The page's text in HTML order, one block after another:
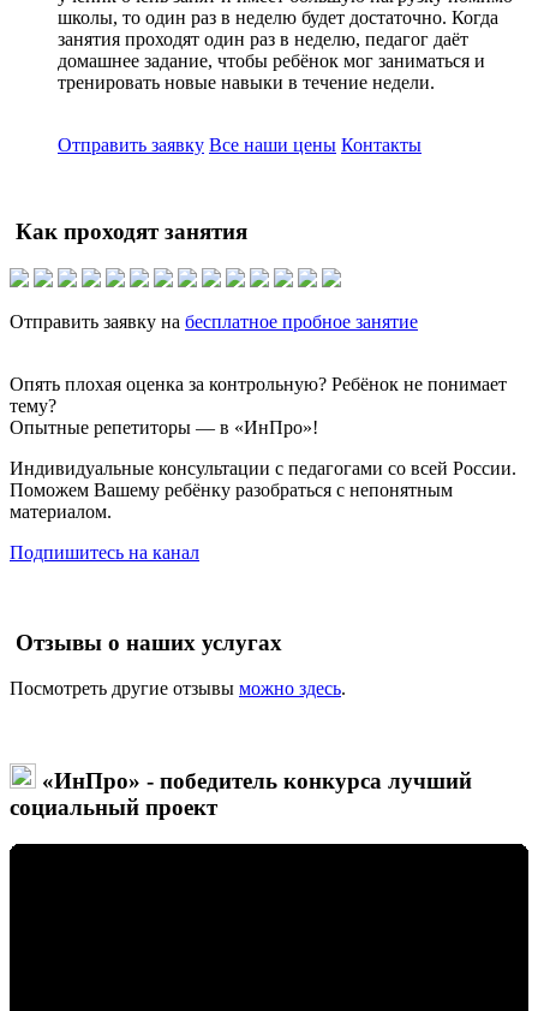
школы, то один раз в неделю будет достаточно. Когда
занятия проходят один раз в неделю, педагог даёт
домашнее задание, чтобы ребёнок мог заниматься и
тренировать новые навыки в течение недели.
Отправить заявку Все наши цены Контакты
Как проходят занятия
Отправить заявку на бесплатное пробное занятие
Опять плохая оценка за контрольную? Ребёнок не понимает
тему?
Опытные репетиторы — в «ИнПро»!
Индивидуальные консультации с педагогами со всей России.
Поможем Вашему ребёнку разобраться с непонятным
материалом.
Подпишитесь на канал
Отзывы о наших услугах
Посмотреть другие отзывы можно здесь.
«ИнПро» - победитель конкурса лучший
социальный проект